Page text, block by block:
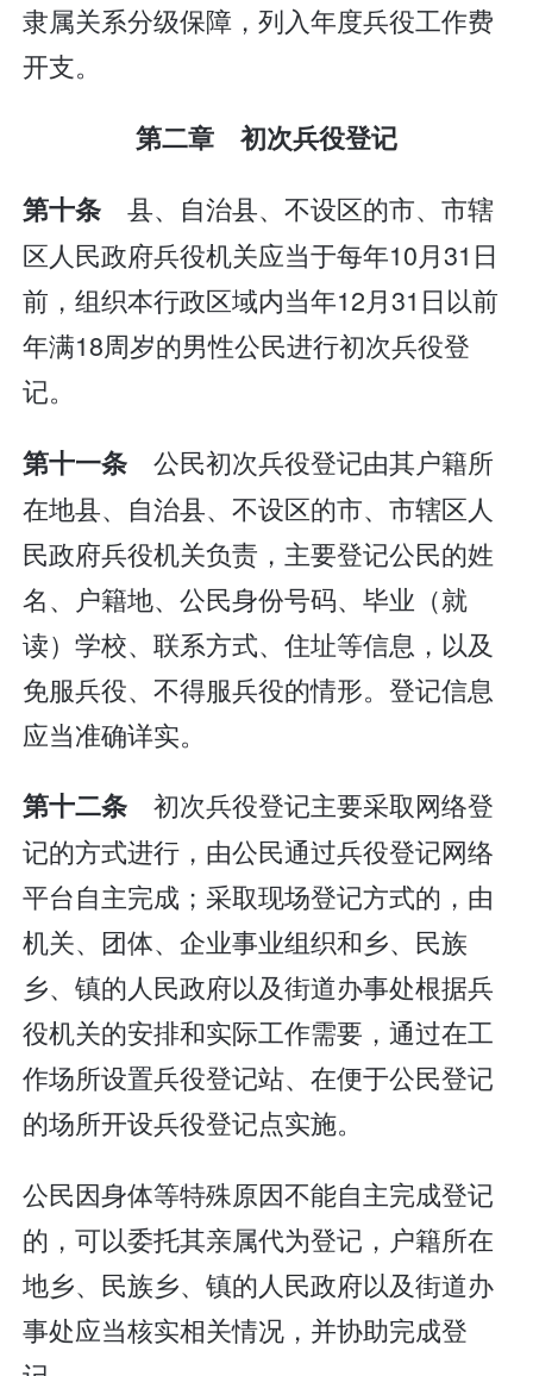
隶属关系分级保障，列入年度兵役工作费
开支。
第二章 初次兵役登记
第十条县、自治县、不设区的市、市辖
区人民政府兵役机关应当于每年10月31日
前，组织本行政区域内当年12月31日以前
年满18周岁的男性公民进行初次兵役登
记。
第十一条公民初次兵役登记由其户籍所
在地县、自治县、不设区的市、市辖区人
民政府兵役机关负责，主要登记公民的姓
名、户籍地、公民身份号码、毕业（就
读）学校、联系方式、住址等信息，以及
免服兵役、不得服兵役的情形。登记信息
应当准确详实。
第十二条初次兵役登记主要采取网络登
记的方式进行，由公民通过兵役登记网络
平台自主完成；采取现场登记方式的，由
机关、团体、企业事业组织和乡、民族
乡、镇的人民政府以及街道办事处根据兵
役机关的安排和实际工作需要，通过在工
作场所设置兵役登记站、在便于公民登记
的场所开设兵役登记点实施。
公民因身体等特殊原因不能自主完成登记
的，可以委托其亲属代为登记，户籍所在
地乡、民族乡、镇的人民政府以及街道办
事处应当核实相关情况，并协助完成登